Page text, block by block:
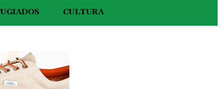
CULTURA